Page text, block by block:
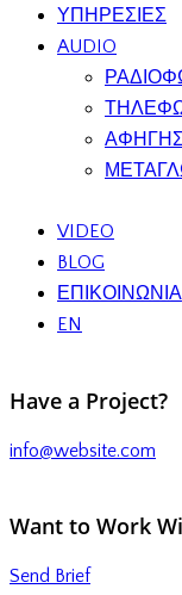
ΥΠΗΡΕΣΙΕΣ
AUDIO
VIDEO
BLOG
ΕΠΙΚΟΙΝΩΝΙΑ
EN
Have a Project?
info@website.com
Want to Work
Send Brief